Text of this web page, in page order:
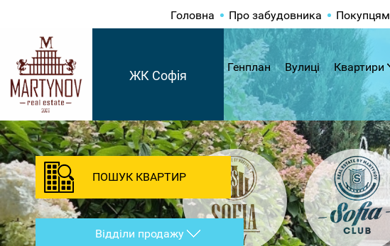
Головна Про забудовника Покупцям
ЖК Софія
Генплан Вулиці Квартири
ПОШУК КВАРТИР
Відділи продажу